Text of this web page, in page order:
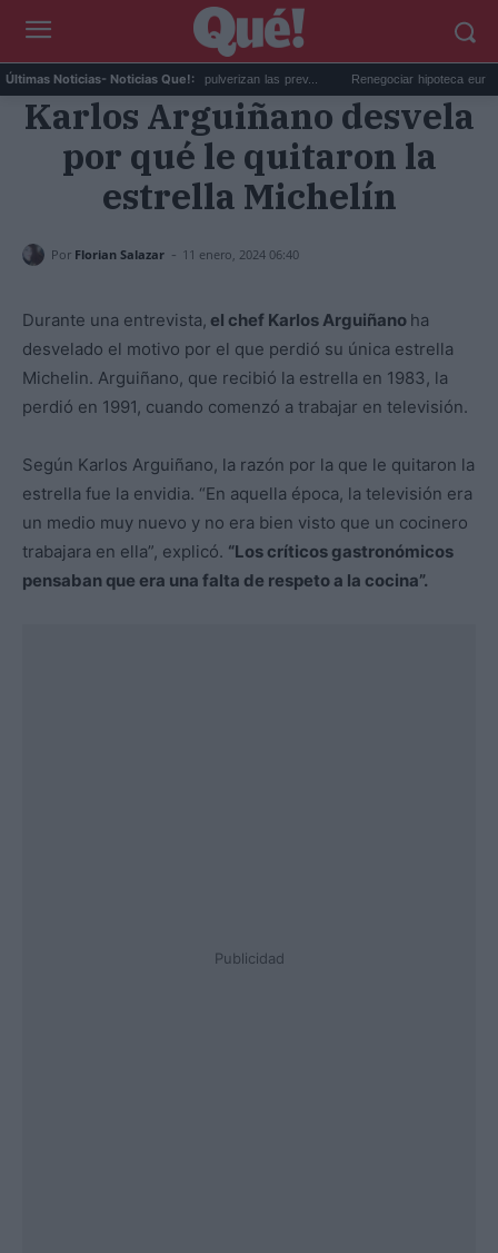
Últimas Noticias- Noticias Que!:
6 en Netflix: las reservas pulverizan las prev... Renegociar hipoteca euríbor al
Karlos Arguiñano desvela
por qué le quitaron la
estrella Michelín
Por Florian Salazar - 11 enero, 2024 06:40
Durante una entrevista, el chef Karlos Arguiñano ha
desvelado el motivo por el que perdió su única estrella
Michelin. Arguiñano, que recibió la estrella en 1983, la
perdió en 1991, cuando comenzó a trabajar en televisión.
Según Karlos Arguiñano, la razón por la que le quitaron la
estrella fue la envidia. “En aquella época, la televisión era
un medio muy nuevo y no era bien visto que un cocinero
trabajara en ella”, explicó. “Los críticos gastronómicos
pensaban que era una falta de respeto a la cocina”.
Publicidad